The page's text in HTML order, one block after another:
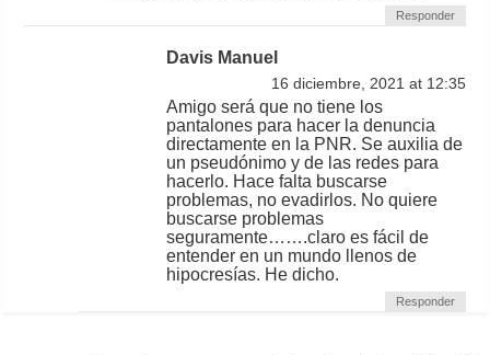
Responder
Davis Manuel
16 diciembre, 2021 at 12:35
Amigo será que no tiene los
pantalones para hacer la denuncia
directamente en la PNR. Se auxilia de
un pseudónimo y de las redes para
hacerlo. Hace falta buscarse
problemas, no evadirlos. No quiere
buscarse problemas
seguramente…….claro es fácil de
entender en un mundo llenos de
hipocresías. He dicho.
Responder